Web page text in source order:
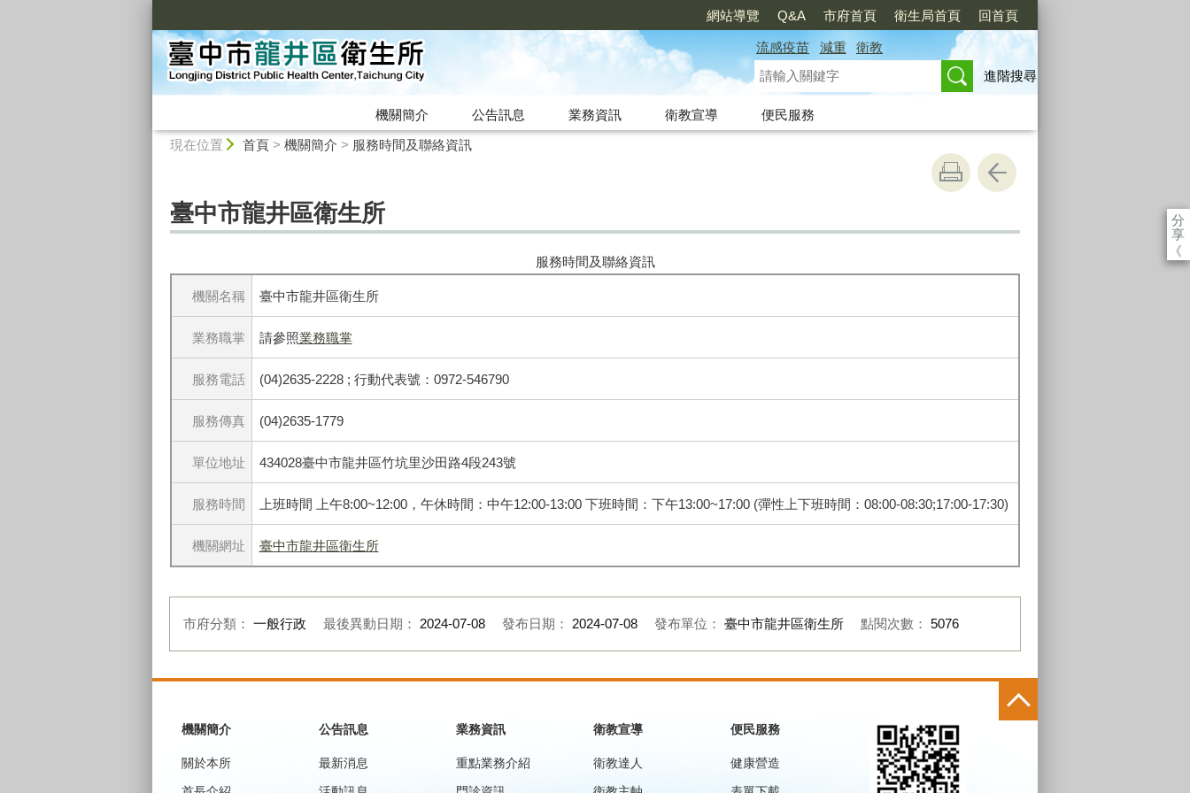
網站導覽 Q&A 市府首頁 衛生局首頁 回首頁
流感疫苗 減重
衛教
進階搜尋
機關簡介 公告訊息 業務資訊 衛教宣導
便民服務
現在位置 首頁> 機關簡介 > 服務時間及聯絡資訊
分
享
《
臺中市龍井區衛生所
服務時間及聯絡資訊
機關名稱 臺中市龍井區衛生所
業務職掌 請參照業務職掌
服務電話 (04)2635-2228 ; 行動代表號：0972-546790
服務傳真 (04)2635-1779
單位地址 434028臺中市龍井區竹坑里沙田路4段243號
服務時間 上班時間 上午8:00~12:00，午休時間：中午12:00-13:00 下班時間：下午13:00~17:00 (彈性上下班時間：08:00-08:30;17:00-17:30)
機關網址 臺中市龍井區衛生所
市府分類： 一般行政 最後異動日期： 2024-07-08 發布日期： 2024-07-08 發布單位： 臺中市龍井區衛生所 點閱次數： 5076
機關簡介
關於本所
公告訊息
最新消息
業務資訊
重點業務介紹
衛教宣導
衛教達人
便民服務
健康營造